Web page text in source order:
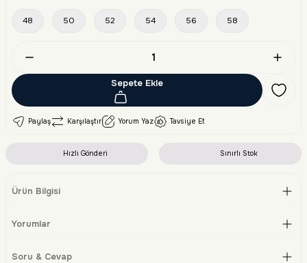
48 50 52 54 56 58
Sepete Ekle
Paylaş Karşılaştır Yorum Yaz Tavsiye Et
Hızlı Gönderi Sınırlı Stok
Ürün Bilgisi
Yorumlar
Soru & Cevap